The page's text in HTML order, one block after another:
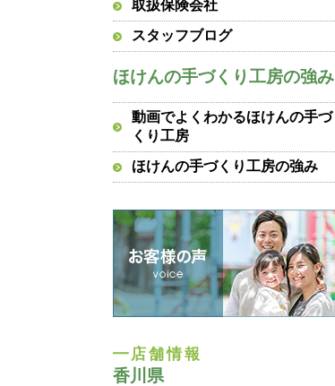
取扱保険会社
スタッフブログ
ほけんの手づくり工房の強み
動画でよくわかるほけんの手づ
くり工房
ほけんの手づくり工房の強み
香川県